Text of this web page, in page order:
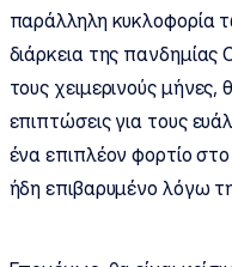
παράλληλη κυκλοφορία
διάρκεια της πανδημίας
τους χειμερινούς
επιπτώσεις για τους
ένα επιπλέον φορτίο
ήδη επιβαρυμένο λόγω